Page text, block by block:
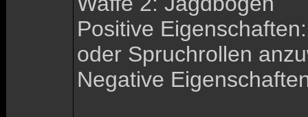
Positive
oder Spruchrollen
Negative